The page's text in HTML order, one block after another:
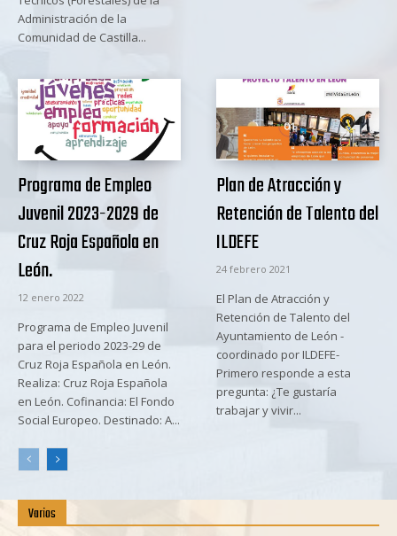
Administración de la
Comunidad de Castilla...
Programa de Empleo
Juvenil 2023-2029 de
Cruz Roja Española en
León.
12 enero 2022
Programa de Empleo Juvenil
para el periodo 2023-29 de
Cruz Roja Española en León.
Realiza: Cruz Roja Española
en León. Cofinancia: El Fondo
Social Europeo. Destinado: A...
Plan de Atracción y
Retención de Talento del
ILDEFE
24 febrero 2021
El Plan de Atracción y
Retención de Talento del
Ayuntamiento de León -
coordinado por ILDEFE-
Primero responde a esta
pregunta: ¿Te gustaría
trabajar y vivir...
Varios